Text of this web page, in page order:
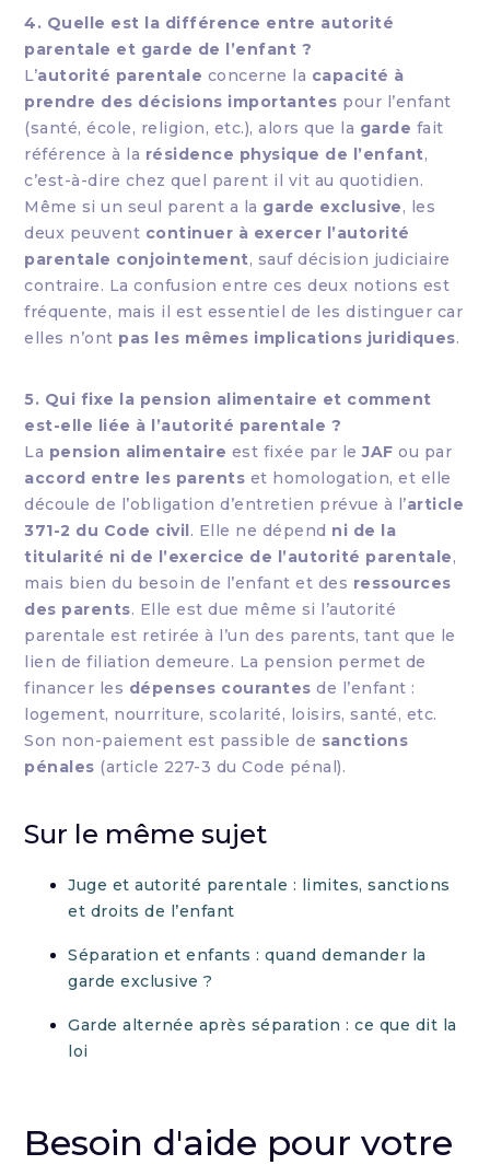
4. Quelle est la différence entre autorité
parentale et garde de l’enfant ?
L’autorité parentale concerne la capacité à
prendre des décisions importantes pour l’enfant
(santé, école, religion, etc.), alors que la garde fait
référence à la résidence physique de l’enfant,
c’est-à-dire chez quel parent il vit au quotidien.
Même si un seul parent a la garde exclusive, les
deux peuvent continuer à exercer l’autorité
parentale conjointement, sauf décision judiciaire
contraire. La confusion entre ces deux notions est
fréquente, mais il est essentiel de les distinguer car
elles n’ont pas les mêmes implications juridiques.
5. Qui fixe la pension alimentaire et comment
est-elle liée à l’autorité parentale ?
La pension alimentaire est fixée par leJAF ou par
accord entre les parents et homologation, et elle
découle de l’obligation d’entretien prévue à l’article
371-2 du Code civil. Elle ne dépend ni de la
titularité ni de l’exercice de l’autorité parentale,
mais bien du besoin de l’enfant et des ressources
des parents. Elle est due même si l’autorité
parentale est retirée à l’un des parents, tant que le
lien de filiation demeure. La pension permet de
financer les dépenses courantes de l’enfant :
logement, nourriture, scolarité, loisirs, santé, etc.
Son non-paiement est passible de sanctions
pénales (article 227-3 du Code pénal).
Sur le même sujet
Juge et autorité parentale : limites, sanctions
et droits de l’enfant
Séparation et enfants : quand demander la
garde exclusive ?
Garde alternée après séparation : ce que dit la
loi
Besoin d'aide pour votre